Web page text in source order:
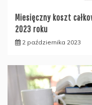
Miesięczny koszt
2023 roku
2 października 2023